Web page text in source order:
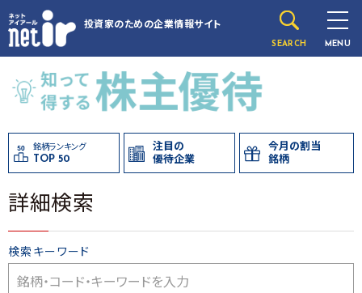
投資家のための企業情報サイト
SEARCH MENU
銘柄ランキング
TOP 50
注目の
優待企業
今月の割当
銘柄
詳細検索
検索キーワード